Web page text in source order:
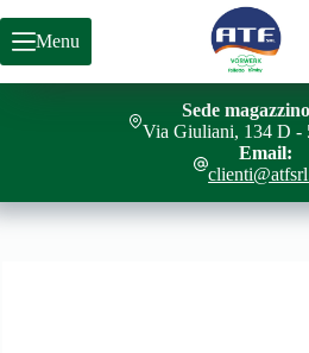
contenuto
CAVO DI ALIMENTAZIONE TM21
Menu
Sede
Via Giuliani, 134 D -
Email: